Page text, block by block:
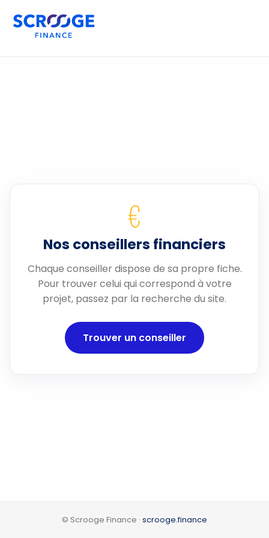
€
Nos conseillers financiers
Chaque conseiller dispose de sa propre fiche.
Pour trouver celui qui correspond à votre
projet, passez par la recherche du site.
Trouver un conseiller
© Scrooge Finance · scrooge.finance